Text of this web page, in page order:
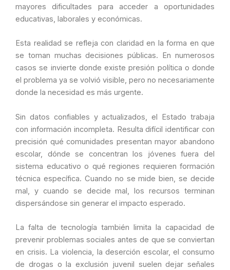
mayores dificultades para acceder a oportunidades
educativas, laborales y económicas.
Esta realidad se refleja con claridad en la forma en que
se toman muchas decisiones públicas. En numerosos
casos se invierte donde existe presión política o donde
el problema ya se volvió visible, pero no necesariamente
donde la necesidad es más urgente.
Sin datos confiables y actualizados, el Estado trabaja
con información incompleta. Resulta difícil identificar con
precisión qué comunidades presentan mayor abandono
escolar, dónde se concentran los jóvenes fuera del
sistema educativo o qué regiones requieren formación
técnica específica. Cuando no se mide bien, se decide
mal, y cuando se decide mal, los recursos terminan
dispersándose sin generar el impacto esperado.
La falta de tecnología también limita la capacidad de
prevenir problemas sociales antes de que se conviertan
en crisis. La violencia, la deserción escolar, el consumo
de drogas o la exclusión juvenil suelen dejar señales